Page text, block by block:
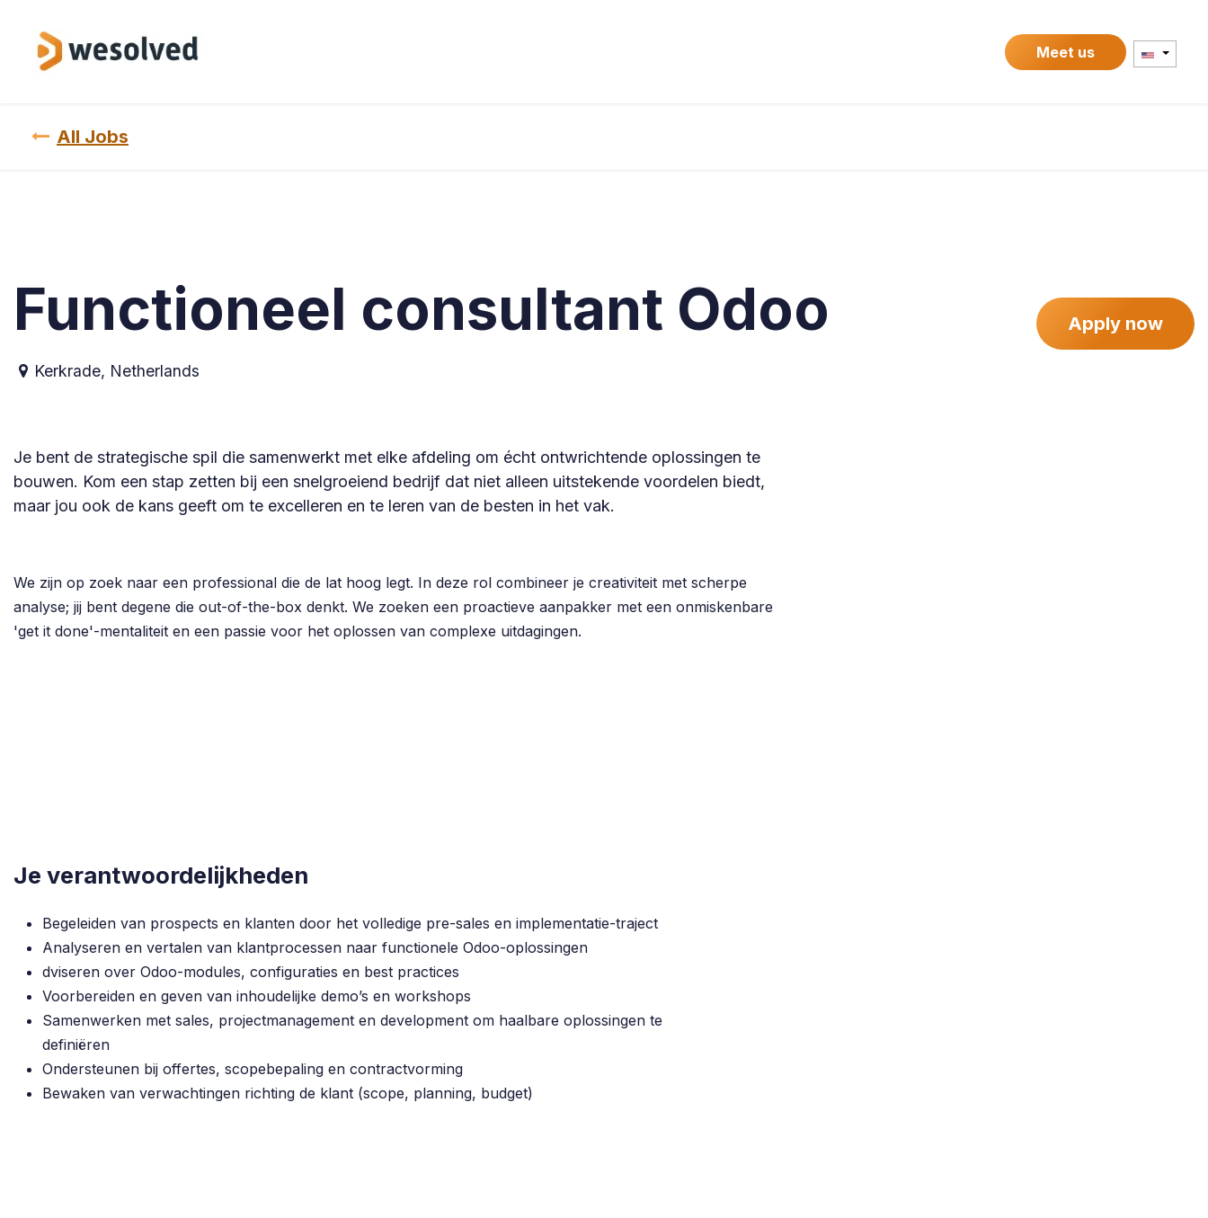
Meet us
All Jobs
Apply now
Functioneel consultant Odoo
Kerkrade, Netherlands
Je bent de strategische spil die samenwerkt met elke afdeling om écht ontwrichtende oplossingen te
bouwen. Kom een stap zetten bij een snelgroeiend bedrijf dat niet alleen uitstekende voordelen biedt,
maar jou ook de kans geeft om te excelleren en te leren van de besten in het vak.
We zijn op zoek naar een professional die de lat hoog legt. In deze rol combineer je creativiteit met scherpe
analyse; jij bent degene die out-of-the-box denkt. We zoeken een proactieve aanpakker met een onmiskenbare
'get it done'-mentaliteit en een passie voor het oplossen van complexe uitdagingen.
Je verantwoordelijkheden
Begeleiden van prospects en klanten door het volledige pre-sales en implementatie-traject
Analyseren en vertalen van klantprocessen naar functionele Odoo-oplossingen
dviseren over Odoo-modules, configuraties en best practices
Voorbereiden en geven van inhoudelijke demo’s en workshops
Samenwerken met sales, projectmanagement en development om haalbare oplossingen te
definiëren
Ondersteunen bij offertes, scopebepaling en contractvorming
Bewaken van verwachtingen richting de klant (scope, planning, budget)